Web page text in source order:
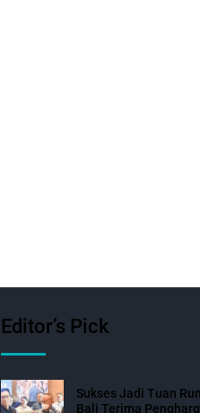
Editor’s Pick
Sukses Jadi Tuan
Bali Terima